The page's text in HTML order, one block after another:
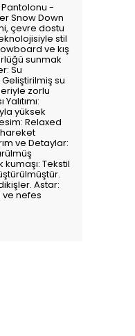
-
Snow Down
çevre dostu
stil
ve kış
sunmak
Su
su
zorlu
yüksek
Relaxed
ve Detaylar:
Tekstil
Astar:
ve nefes